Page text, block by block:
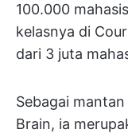
100.000
kelasnya di
dari 3 juta
Sebagai
Brain, ia